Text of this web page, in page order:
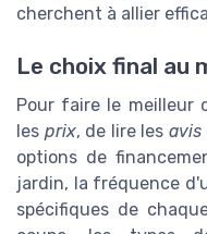
cherchent à allier
Le choix final au
Pour faire le meilleur
les prix, de lire les avis
options de
jardin, la fréquence
spécifiques de